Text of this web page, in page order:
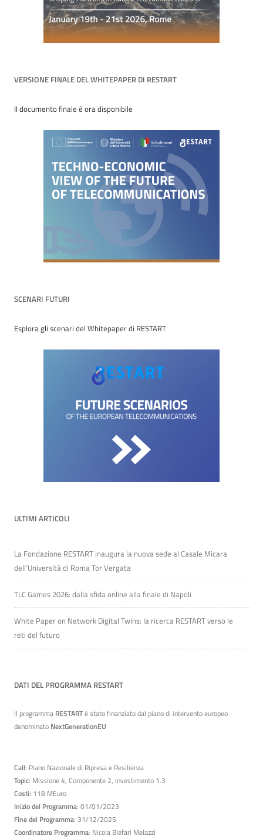
VERSIONE FINALE DEL WHITEPAPER DI RESTART
Il documento finale è ora disponibile
SCENARI FUTURI
Esplora gli scenari del Whitepaper di RESTART
ULTIMI ARTICOLI
La Fondazione RESTART inaugura la nuova sede al Casale Micara
dell’Università di Roma Tor Vergata
TLC Games 2026: dalla sfida online alla finale di Napoli
White Paper on Network Digital Twins: la ricerca RESTART verso le
reti del futuro
DATI DEL PROGRAMMA RESTART
Il programma RESTARTè stato finanziato dal piano di intervento europeo
denominato NextGenerationEU
Call: Piano Nazionale di Ripresa e Resilienza
Topic: Missione 4, Componente 2, Investimento 1.3
Costi: 118 MEuro
Inizio del Programma: 01/01/2023
Fine del Programma: 31/12/2025
Coordinatore Programma: Nicola Blefari Melazzi